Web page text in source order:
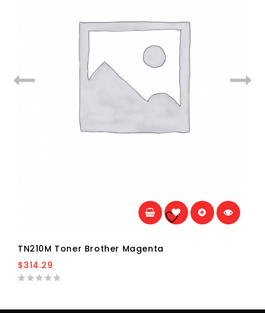
TN210M Toner Brother Magenta
$314.29
of